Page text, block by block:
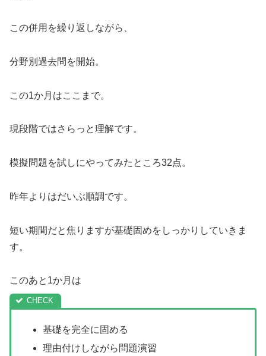
この併用を繰り返しながら、
分野別過去問を開始。
この1か月はここまで。
現段階ではさらっと理解です。
模擬問題を試しにやってみたところ32点。
昨年よりはだいぶ順調です。
短い期間だと焦りますが基礎固めをしっかりしていきま
す。
このあと1か月は
基礎を完全に固める
理由付けしながら問題演習